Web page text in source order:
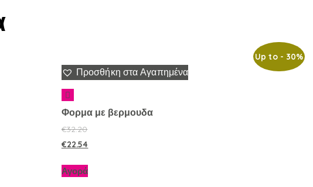
Up to- 30%
Προσθήκη στα Αγαπημένα
Φορμα με βερμουδα
€32.20
€22.54
Αγορά